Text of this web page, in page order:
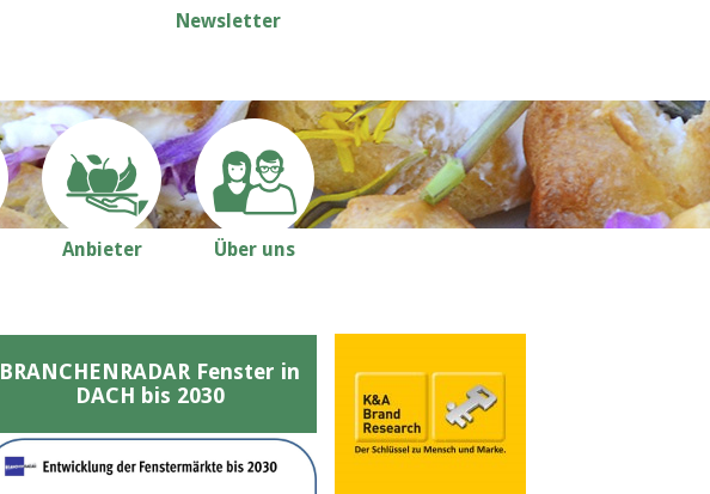
Newsletter
Anbieter Über uns
BRANCHENRADAR Fenster in
DACH bis 2030